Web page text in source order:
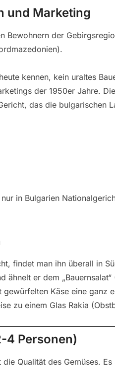
und Marketing
Bewohnern der
kennen, kein uraltes
der 1950er Jahre.
das die bulgarischen
in Bulgarien
findet man ihn überall in
ähnelt er dem
gewürfelten Käse eine ganz
zu einem Glas Rakia
4 Personen)
Qualität des Gemüses.